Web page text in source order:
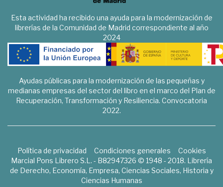
Esta actividad ha recibido una ayuda para la modernización de
librerías de la Comunidad de Madrid correspondiente al año
2024
Ayudas públicas para la modernización de las pequeñas y
medianas empresas del sector del libro en el marco del Plan de
Recuperación, Transformación y Resiliencia. Convocatoria
2022.
Política de privacidad Condiciones generales
Cookies
Marcial Pons Librero S.L. - B82947326 © 1948 - 2018. Librería
de Derecho, Economía, Empresa, Ciencias Sociales, Historia y
Ciencias Humanas